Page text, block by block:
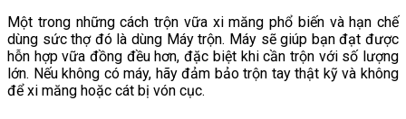
Một trong những cách trộn vữa xi măng phổ biến và hạn chế
dùng sức thợ đó là dùng Máy trộn. Máy sẽ giúp bạn đạt được
hỗn hợp vữa đồng đều hơn, đặc biệt khi cần trộn với số lượng
lớn. Nếu không có máy, hãy đảm bảo trộn tay thật kỹ và không
để xi măng hoặc cát bị vón cục.